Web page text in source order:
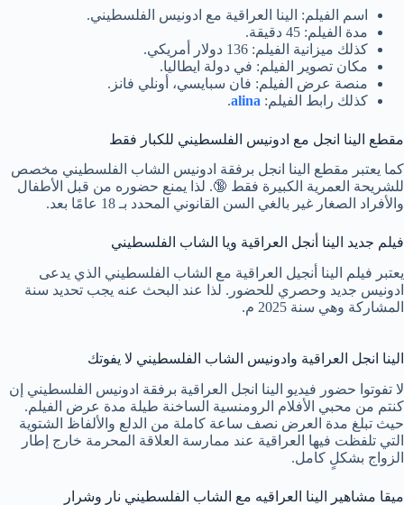
اسم الفيلم: الينا العراقية مع ادونيس الفلسطيني.
مدة الفيلم: 45 دقيقة.
كذلك ميزانية الفيلم: 136 دولار أمريكي.
مكان تصوير الفيلم: في دولة ايطاليا.
منصة عرض الفيلم: فان سبايسي، أونلي فانز.
كذلك رابط الفيلم: alina
.
مقطع الينا انجل مع ادونيس الفلسطيني للكبار فقط
كما يعتبر مقطع الينا انجل برفقة ادونيس الشاب الفلسطيني مخصص
للشريحة العمرية الكبيرة فقط 🔞. لذا يمنع حضوره من قبل الأطفال
والأفراد الصغار غير بالغي السن القانوني المحدد بـ 18 عامًا بعد.
فيلم جديد الينا أنجل العراقية ويا الشاب الفلسطيني
يعتبر فيلم الينا أنجيل العراقية مع الشاب الفلسطيني الذي يدعى
ادونيس جديد وحصري للحضور. لذا عند البحث عنه يجب تحديد سنة
المشاركة وهي سنة 2025 م.
الينا انجل العراقية وادونيس الشاب الفلسطيني لا يفوتك
لا تفوتوا حضور فيديو الينا انجل العراقية برفقة ادونيس الفلسطيني إن
كنتم من محبي الأفلام الرومنسية الساخنة طيلة مدة عرض الفيلم.
حيث تبلغ مدة العرض نصف ساعة كاملة من الدلع والألفاظ الشتوية
التي تلفظت فيها العراقية عند ممارسة العلاقة المحرمة خارج إطار
الزواج بشكلٍ كامل.
ميقا مشاهير الينا العراقيه مع الشاب الفلسطيني نار وشرار